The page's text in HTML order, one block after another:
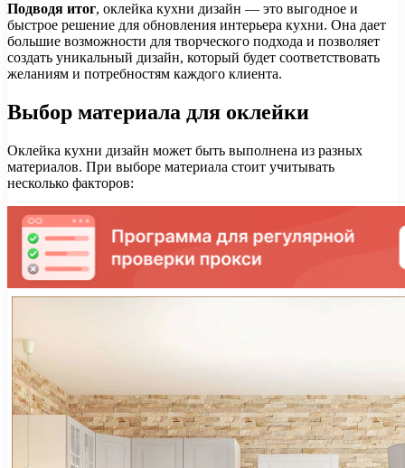
Подводя итог, оклейка кухни дизайн — это выгодное и
быстрое решение для обновления интерьера кухни. Она дает
большие возможности для творческого подхода и позволяет
создать уникальный дизайн, который будет соответствовать
желаниям и потребностям каждого клиента.
Выбор материала для оклейки
Оклейка кухни дизайн может быть выполнена из разных
материалов. При выборе материала стоит учитывать
несколько факторов: